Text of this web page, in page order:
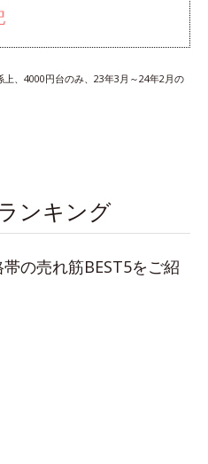
、4000円台のみ、23年3月～24年2月の
ンキング
の売れ筋BEST5をご紹